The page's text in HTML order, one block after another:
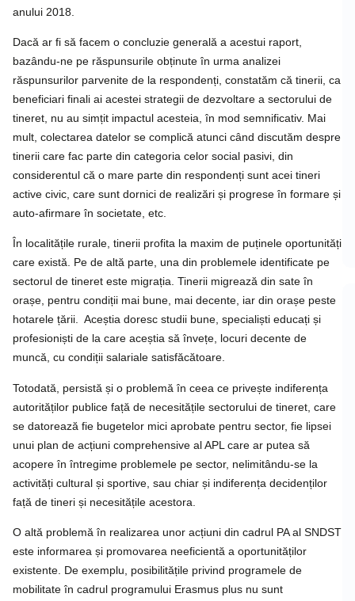
anului 2018.
Dacă ar fi să facem o concluzie generală a acestui raport,
bazându-ne pe răspunsurile obținute în urma analizei
răspunsurilor parvenite de la respondenți, constatăm că tinerii, ca
beneficiari finali ai acestei strategii de dezvoltare a sectorului de
tineret, nu au simțit impactul acesteia, în mod semnificativ. Mai
mult, colectarea datelor se complică atunci când discutăm despre
tinerii care fac parte din categoria celor social pasivi, din
considerentul că o mare parte din respondenți sunt acei tineri
active civic, care sunt dornici de realizări și progrese în formare și
auto-afirmare în societate, etc.
În localitățile rurale, tinerii profita la maxim de puținele oportunități
care există. Pe de altă parte, una din problemele identificate pe
sectorul de tineret este migrația. Tinerii migrează din sate în
orașe, pentru condiții mai bune, mai decente, iar din orașe peste
hotarele țării. Aceștia doresc studii bune, specialiști educați și
profesioniști de la care aceștia să învețe, locuri decente de
muncă, cu condiții salariale satisfăcătoare.
Totodată, persistă și o problemă în ceea ce privește indiferența
autorităților publice față de necesitățile sectorului de tineret, care
se datorează fie bugetelor mici aprobate pentru sector, fie lipsei
unui plan de acțiuni comprehensive al APL care ar putea să
acopere în întregime problemele pe sector, nelimitându-se la
activități cultural și sportive, sau chiar și indiferența decidenților
față de tineri și necesitățile acestora.
O altă problemă în realizarea unor acțiuni din cadrul PA al SNDST
este informarea și promovarea neeficientă a oportunităților
existente. De exemplu, posibilitățile privind programele de
mobilitate în cadrul programului Erasmus plus nu sunt